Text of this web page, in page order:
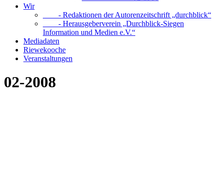
Wir
- Redaktionen der Autorenzeitschrift „durchblick“
- Herausgeberverein „Durchblick-Siegen
Information und Medien e.V.“
Mediadaten
Riewekooche
Veranstaltungen
02-2008